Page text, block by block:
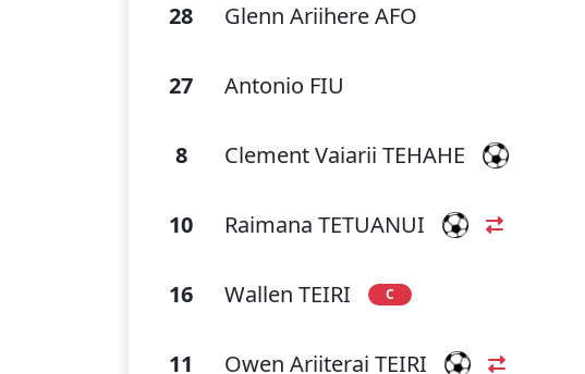
28 Glenn Ariihere AFO
27 Antonio FIU
8 Clement Vaiarii TEHAHE
10 Raimana TETUANUI
16 Wallen TEIRI C
11 Owen Ariiterai TEIRI